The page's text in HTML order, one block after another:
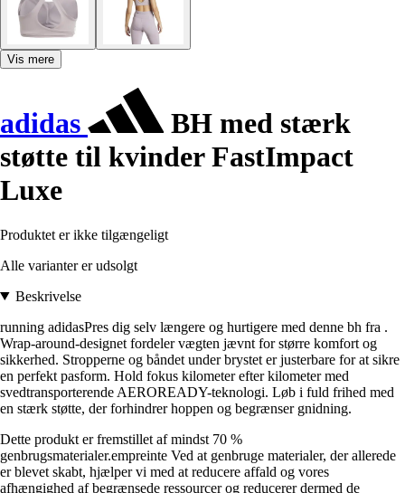
Vis mere
adidas
BH med stærk
støtte til kvinder FastImpact
Luxe
Produktet er ikke tilgængeligt
Alle varianter er udsolgt
Beskrivelse
running adidasPres dig selv længere og hurtigere med denne bh fra .
Wrap-around-designet fordeler vægten jævnt for større komfort og
sikkerhed. Stropperne og båndet under brystet er justerbare for at sikre
en perfekt pasform. Hold fokus kilometer efter kilometer med
svedtransporterende AEROREADY-teknologi. Løb i fuld frihed med
en stærk støtte, der forhindrer hoppen og begrænser gnidning.
Dette produkt er fremstillet af mindst 70 %
genbrugsmaterialer.empreinte Ved at genbruge materialer, der allerede
er blevet skabt, hjælper vi med at reducere affald og vores
afhængighed af begrænsede ressourcer og reducerer dermed de